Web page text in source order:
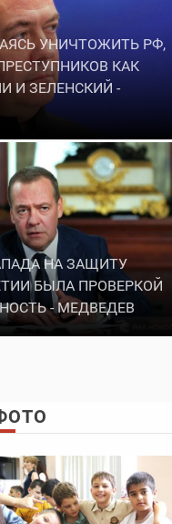
УНИЧТОЖИТЬ РФ,
КАК
И ЗЕЛЕНСКИЙ -
НА ЗАЩИТУ
БЫЛА ПРОВЕРКОЙ
- МЕДВЕДЕВ